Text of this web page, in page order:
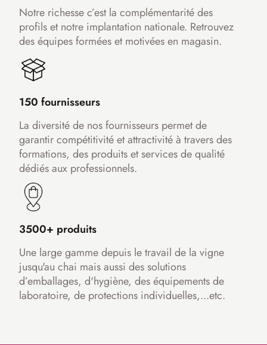
Notre richesse c’est la complémentarité des
profils et notre implantation nationale. Retrouvez
des équipes formées et motivées en magasin.
150 fournisseurs
La diversité de nos fournisseurs permet de
garantir compétitivité et attractivité à travers des
formations, des produits et services de qualité
dédiés aux professionnels.
3500+ produits
Une large gamme depuis le travail de la vigne
jusqu'au chai mais aussi des solutions
d’emballages, d'hygiène, des équipements de
laboratoire, de protections individuelles,...etc.